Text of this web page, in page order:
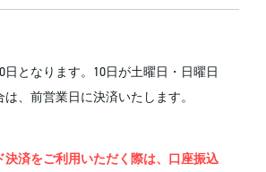
日となります。10日が土曜日・日曜日
、前営業日に決済いたします。
決済をご利用いただく際は、口座振込